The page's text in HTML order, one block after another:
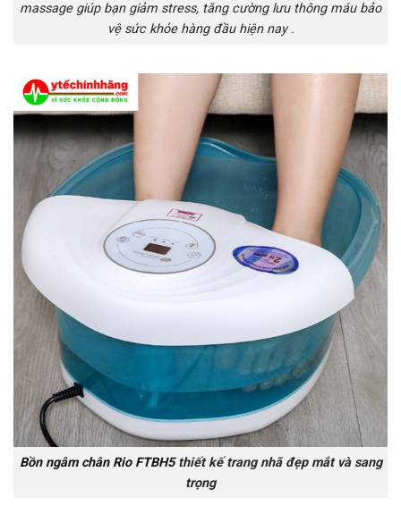
massage giúp bạn giảm stress, tăng cường lưu thông máu bảo
vệ sức khỏe hàng đầu hiện nay .
Bồn ngâm chân Rio FTBH5thiết kế trang nhã đẹp mắt và sang
trọng